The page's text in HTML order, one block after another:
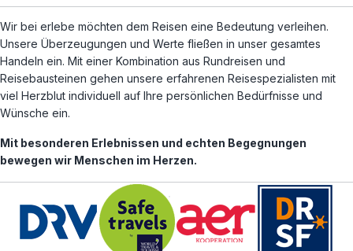
Wir bei erlebe möchten dem Reisen eine Bedeutung verleihen.
Unsere Überzeugungen und Werte fließen in unser gesamtes
Handeln ein. Mit einer Kombination aus Rundreisen und
Reisebausteinen gehen unsere erfahrenen Reisespezialisten mit
viel Herzblut individuell auf Ihre persönlichen Bedürfnisse und
Wünsche ein.
Mit besonderen Erlebnissen und echten Begegnungen
bewegen wir Menschen im Herzen.